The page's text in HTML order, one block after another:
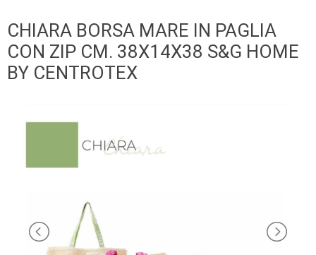
CUCINA
INTIMO
BRAND
CHIARA BORSA MARE IN PAGLIA
CON ZIP CM. 38X14X38 S&G HOME
BY CENTROTEX